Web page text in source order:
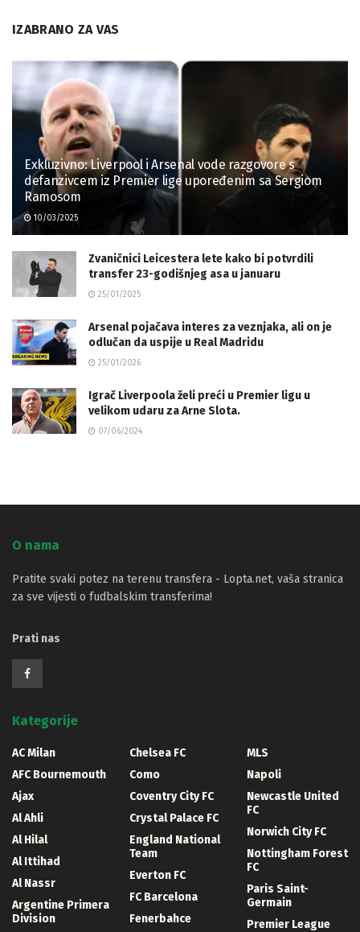
IZABRANO ZA VAS
Exkluzivno: Liverpool i Arsenal vode razgovore s
defanzivcem iz Premier lige upoređenim sa Sergiom
Ramosom
10/03/2025
Zvaničnici Leicestera lete kako bi potvrdili
transfer 23-godišnjeg asa u januaru
25/01/2025
Arsenal pojačava interes za veznjaka, ali on je
odlučan da uspije u Real Madridu
25/01/2026
Igrač Liverpoola želi preći u Premier ligu u
velikom udaru za Arne Slota.
07/06/2024
O nama
Pratite svaki potez na terenu transfera - Lopta.net, vaša stranica
za sve vijesti o fudbalskim transferima!
Prati nas
Kategorije
AC Milan
AFC Bournemouth
Ajax
Al Ahli
Al Hilal
Al Ittihad
Al Nassr
Argentine Primera
Division
Chelsea FC
Como
Coventry City FC
Crystal Palace FC
England National
Team
Everton FC
FC Barcelona
Fenerbahce
MLS
Napoli
Newcastle United
FC
Norwich City FC
Nottingham Forest
FC
Paris Saint-
Germain
Premier League